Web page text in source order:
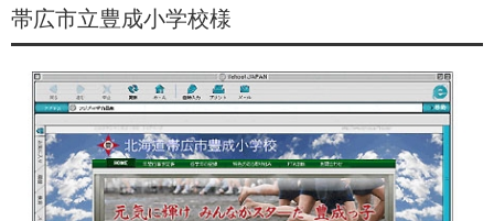
帯広市立豊成小学校様